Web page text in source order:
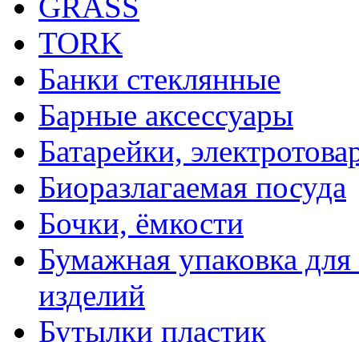
TORK
Банки стеклянные
Барные аксессуары
Батарейки,
Биоразлагаемая посуда
Бочки, ёмкости
Бумажная упаковка
изделий
Бутылки пластик